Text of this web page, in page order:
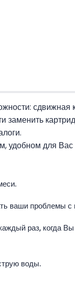
сдвижная
удобном для Вас
ваши проблемы с
раз, когда
воды.